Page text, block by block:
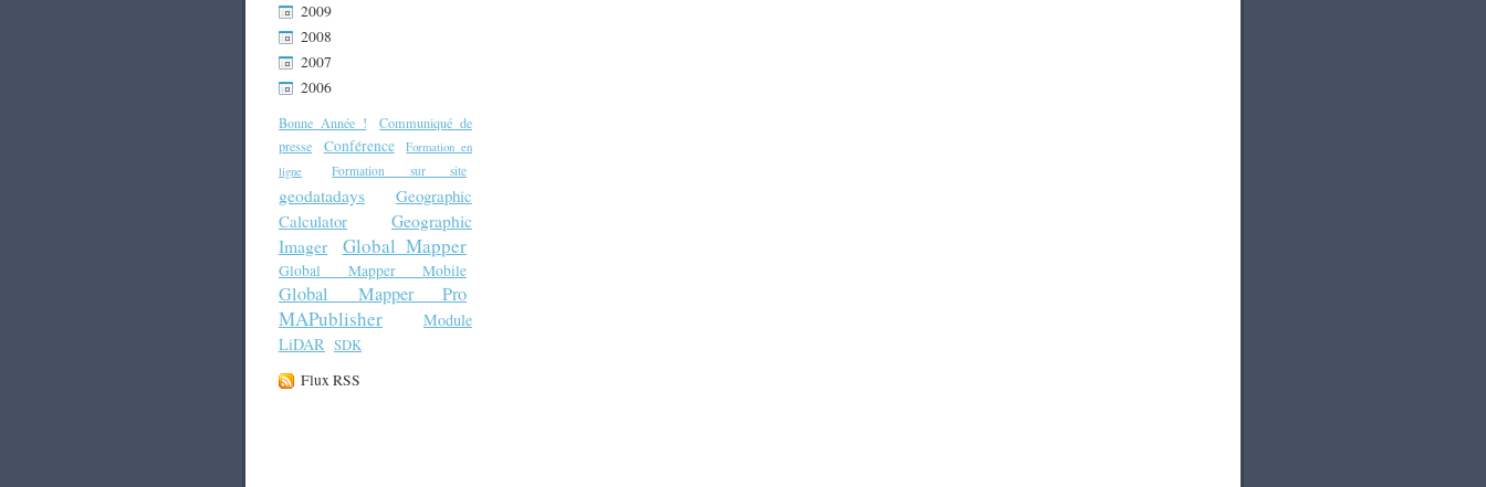
2009
2008
2007
2006
Bonne Année !
Communiqué de
presse
Conférence
Formation en
ligne
Formation sur site
geodatadays
Geographic
Calculator
Geographic
Imager
Global Mapper
Global Mapper Mobile
Global Mapper Pro
MAPublisher
Module
LiDAR SDK
Flux RSS